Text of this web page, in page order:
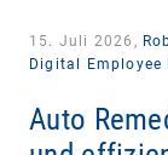
15. Juli 2026,
Digital Employee
Auto